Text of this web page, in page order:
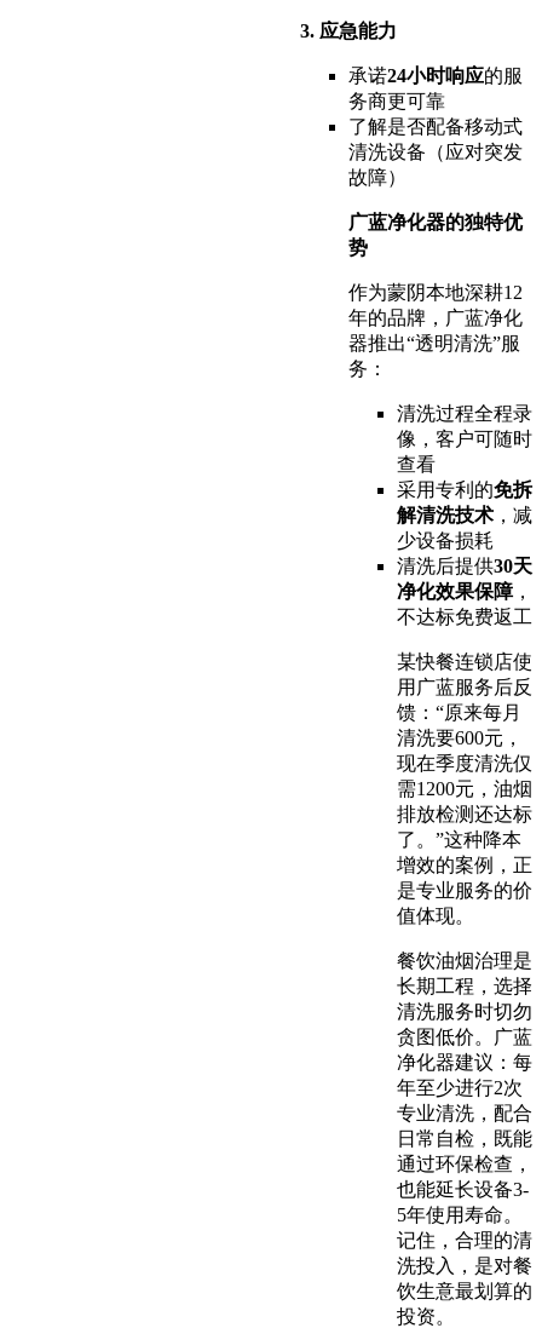
3. 应急能力
承诺24小时响应的服
务商更可靠
了解是否配备移动式
清洗设备（应对突发
故障）
广蓝净化器的独特优
势
作为蒙阴本地深耕12
年的品牌，广蓝净化
器推出“透明清洗”服
务：
清洗过程全程录
像，客户可随时
查看
采用专利的免拆
解清洗技术 ，减
少设备损耗
清洗后提供30天
净化效果保障，
不达标免费返工
某快餐连锁店使
用广蓝服务后反
馈：“原来每月
清洗要600元，
现在季度清洗仅
需1200元，油烟
排放检测还达标
了。”这种降本
增效的案例，正
是专业服务的价
值体现。
餐饮油烟治理是
长期工程，选择
清洗服务时切勿
贪图低价。广蓝
净化器建议：每
年至少进行2次
专业清洗，配合
日常自检，既能
通过环保检查，
也能延长设备3-
5年使用寿命。
记住，合理的清
洗投入，是对餐
饮生意最划算的
投资。